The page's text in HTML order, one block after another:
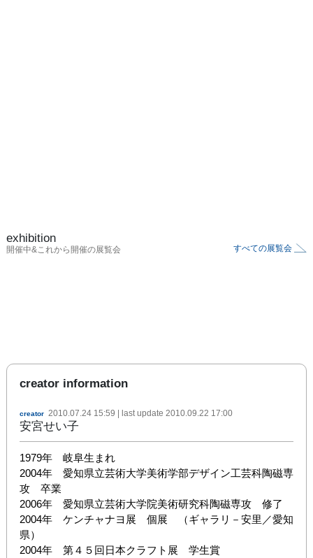
exhibition
開催中&これから開催の展覧会 すべての展覧会
creator information
creator 2010.07.24 15:59 | last update 2010.09.22 17:00
安宮せい子
1979年　岐阜生まれ
2004年　愛知県立芸術大学美術学部デザイン工芸科陶磁専
攻　卒業
2006年　愛知県立芸術大学院美術研究科陶磁専攻　修了
2004年　ケンチャナヨ展　個展　（ギャラリ－安里／愛知
県）
2004年　第４５回日本クラフト展　学生賞